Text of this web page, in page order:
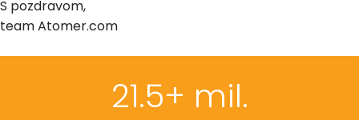
S pozdravom,
team Atomer.com
21.5+ mil.